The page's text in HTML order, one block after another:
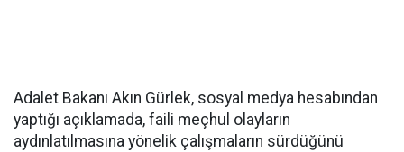
Adalet Bakanı Akın Gürlek, sosyal medya hesabından
yaptığı açıklamada, faili meçhul olayların
aydınlatılmasına yönelik çalışmaların sürdüğünü